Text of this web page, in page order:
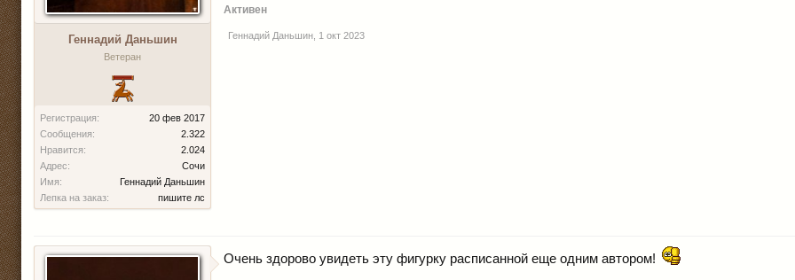
Геннадий Даньшин
Ветеран
Регистрация:
20 фев 2017
Сообщения:
2.322
Нравится:
2.024
Адрес:
Сочи
Имя:
Геннадий Даньшин
Лепка на заказ:
пишите лс
Активен
Геннадий Даньшин 1 окт 2023
Очень здорово увидеть эту фигурку расписанной еще одним автором!